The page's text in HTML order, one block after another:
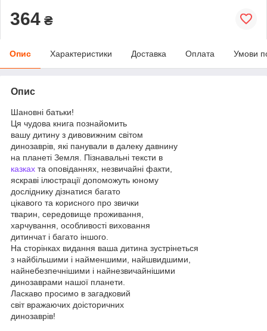
364 ₴
Опис Характеристики Доставка Оплата Умови
Опис
Шановні батьки!
Ця чудова книга познайомить
вашу дитину з дивовижним світом
динозаврів, які панували в далеку давнину
на планеті Земля. Пізнавальні тексти в
казках та оповіданнях, незвичайні факти,
яскраві ілюстрації допоможуть юному
досліднику дізнатися багато
цікавого та корисного про звички
тварин, середовище проживання,
харчування, особливості виховання
дитинчат і багато іншого.
На сторінках видання ваша дитина зустрінеться
з найбільшими і найменшими, найшвидшими,
найнебезпечнішими і найнезвичайнішими
динозаврами нашої планети.
Ласкаво просимо в загадковий
світ вражаючих доісторичних
динозаврів!